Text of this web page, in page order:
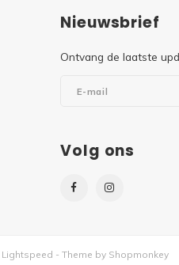
Nieuwsbrief
Ontvang de laatste
Volg ons
Lightspeed - Theme by Shopmonkey